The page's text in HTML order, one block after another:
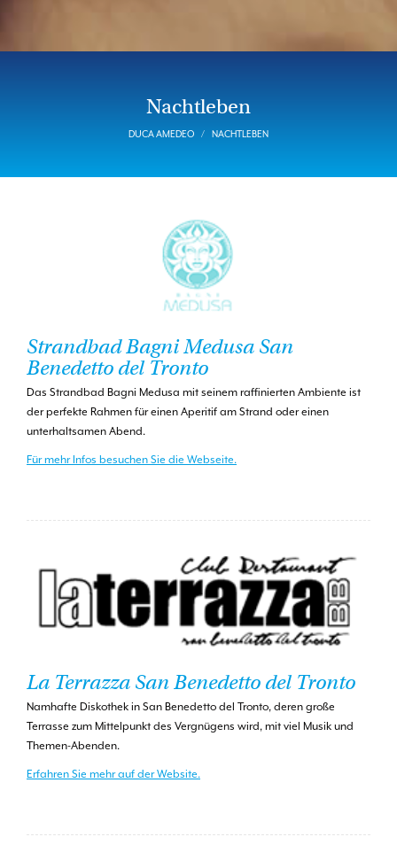
Nachtleben
DUCA AMEDEO NACHTLEBEN
Strandbad Bagni Medusa San
Benedetto del Tronto
Das Strandbad Bagni Medusa mit seinem raffinierten Ambiente ist
der perfekte Rahmen für einen Aperitif am Strand oder einen
unterhaltsamen Abend.
Für mehr Infos besuchen Sie die Webseite.
La Terrazza San Benedetto del Tronto
Namhafte Diskothek in San Benedetto del Tronto, deren große
Terrasse zum Mittelpunkt des Vergnügens wird, mit viel Musik und
Themen-Abenden.
Erfahren Sie mehr auf der Website.